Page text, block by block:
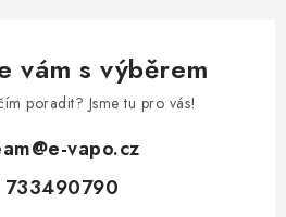
vám s výběrem
poradit? Jsme tu pro vás!
@e-vapo.cz
733490790